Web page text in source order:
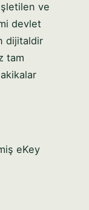
ve
devlet
dijitaldir
tam
eKey